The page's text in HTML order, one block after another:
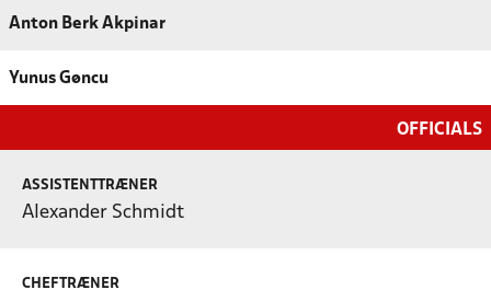
Anton Berk Akpinar
Yunus Gøncu
OFFICIALS
ASSISTENTTRÆNER
Alexander Schmidt
CHEFTRÆNER